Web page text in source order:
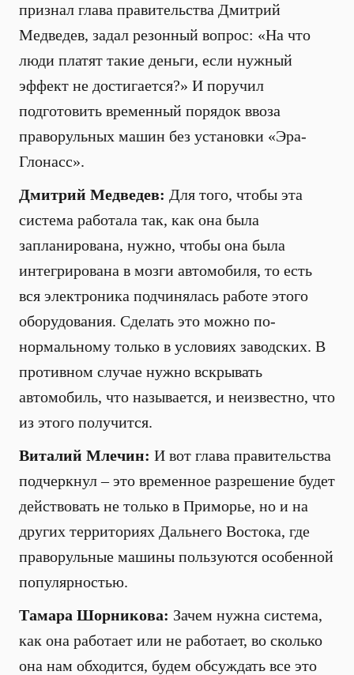
признал глава правительства Дмитрий
Медведев, задал резонный вопрос: «На что
люди платят такие деньги, если нужный
эффект не достигается?» И поручил
подготовить временный порядок ввоза
праворульных машин без установки «Эра-
Глонасс».
Дмитрий Медведев: Для того, чтобы эта
система работала так, как она была
запланирована, нужно, чтобы она была
интегрирована в мозги автомобиля, то есть
вся электроника подчинялась работе этого
оборудования. Сделать это можно по-
нормальному только в условиях заводских. В
противном случае нужно вскрывать
автомобиль, что называется, и неизвестно, что
из этого получится.
Виталий Млечин: И вот глава правительства
подчеркнул – это временное разрешение будет
действовать не только в Приморье, но и на
других территориях Дальнего Востока, где
праворульные машины пользуются особенной
популярностью.
Тамара Шорникова: Зачем нужна система,
как она работает или не работает, во сколько
она нам обходится, будем обсуждать все это